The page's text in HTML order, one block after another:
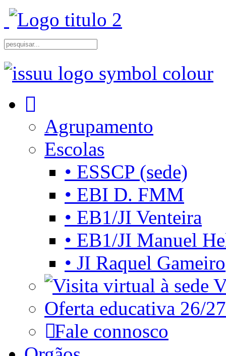
Agrupamento
Escolas
• ESSCP (sede)
• EBI D. FMM
• EB1/JI Venteira
• EB1/JI Manuel
• JI Raquel Gameiro
Oferta educativa 26/27
Fale connosco